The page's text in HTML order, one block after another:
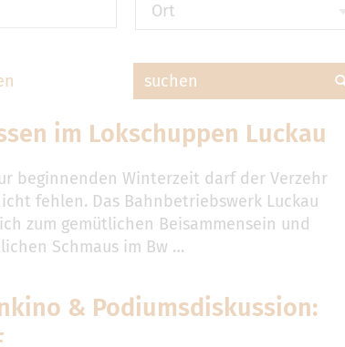
Ort
suchen
im Lokschuppen Luckau
beginnenden Winterzeit darf der Verzehr
fehlen. Das Bahnbetriebswerk Luckau
zum gemütlichen Beisammensein und
Schmaus im Bw …
& Podiumsdiskussion: